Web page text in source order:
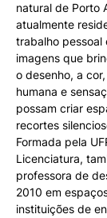
natural de Porto
atualmente
trabalho pessoal
imagens que
o desenho, a
humana e
possam criar
recortes
Formada pela
Licenciatura,
professora de
2010 em
instituições de